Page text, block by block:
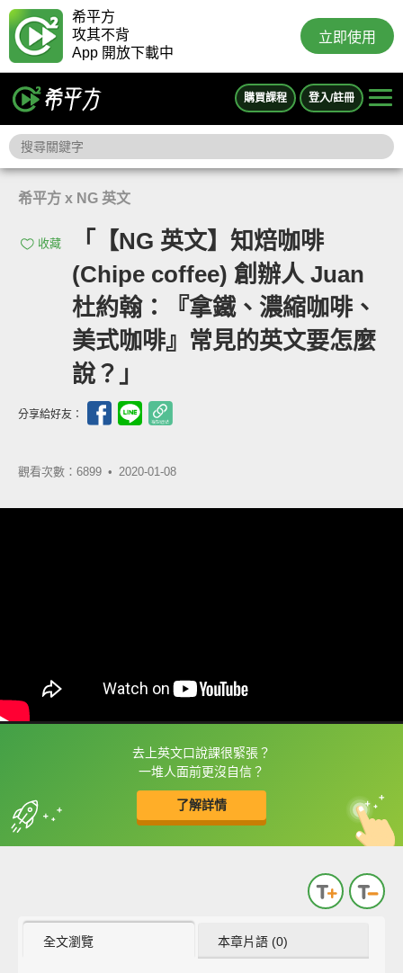
希平方
攻其不背
App 開放下載中
立即使用
購買課程 登入/註冊
希平方 x NG 英文
收藏
「【NG 英文】知焙咖啡
(Chipe coffee) 創辦人 Juan
杜約翰：『拿鐵、濃縮咖啡、
美式咖啡』常見的英文要怎麼
說？」
分享給好友：
觀看次數：6899 • 2020-01-08
去上英文口說課很緊張？
一堆人面前更沒自信？
了解詳情
框選或點兩下字幕可以直接查字典喔！
全文瀏覽 本章片語 (0)